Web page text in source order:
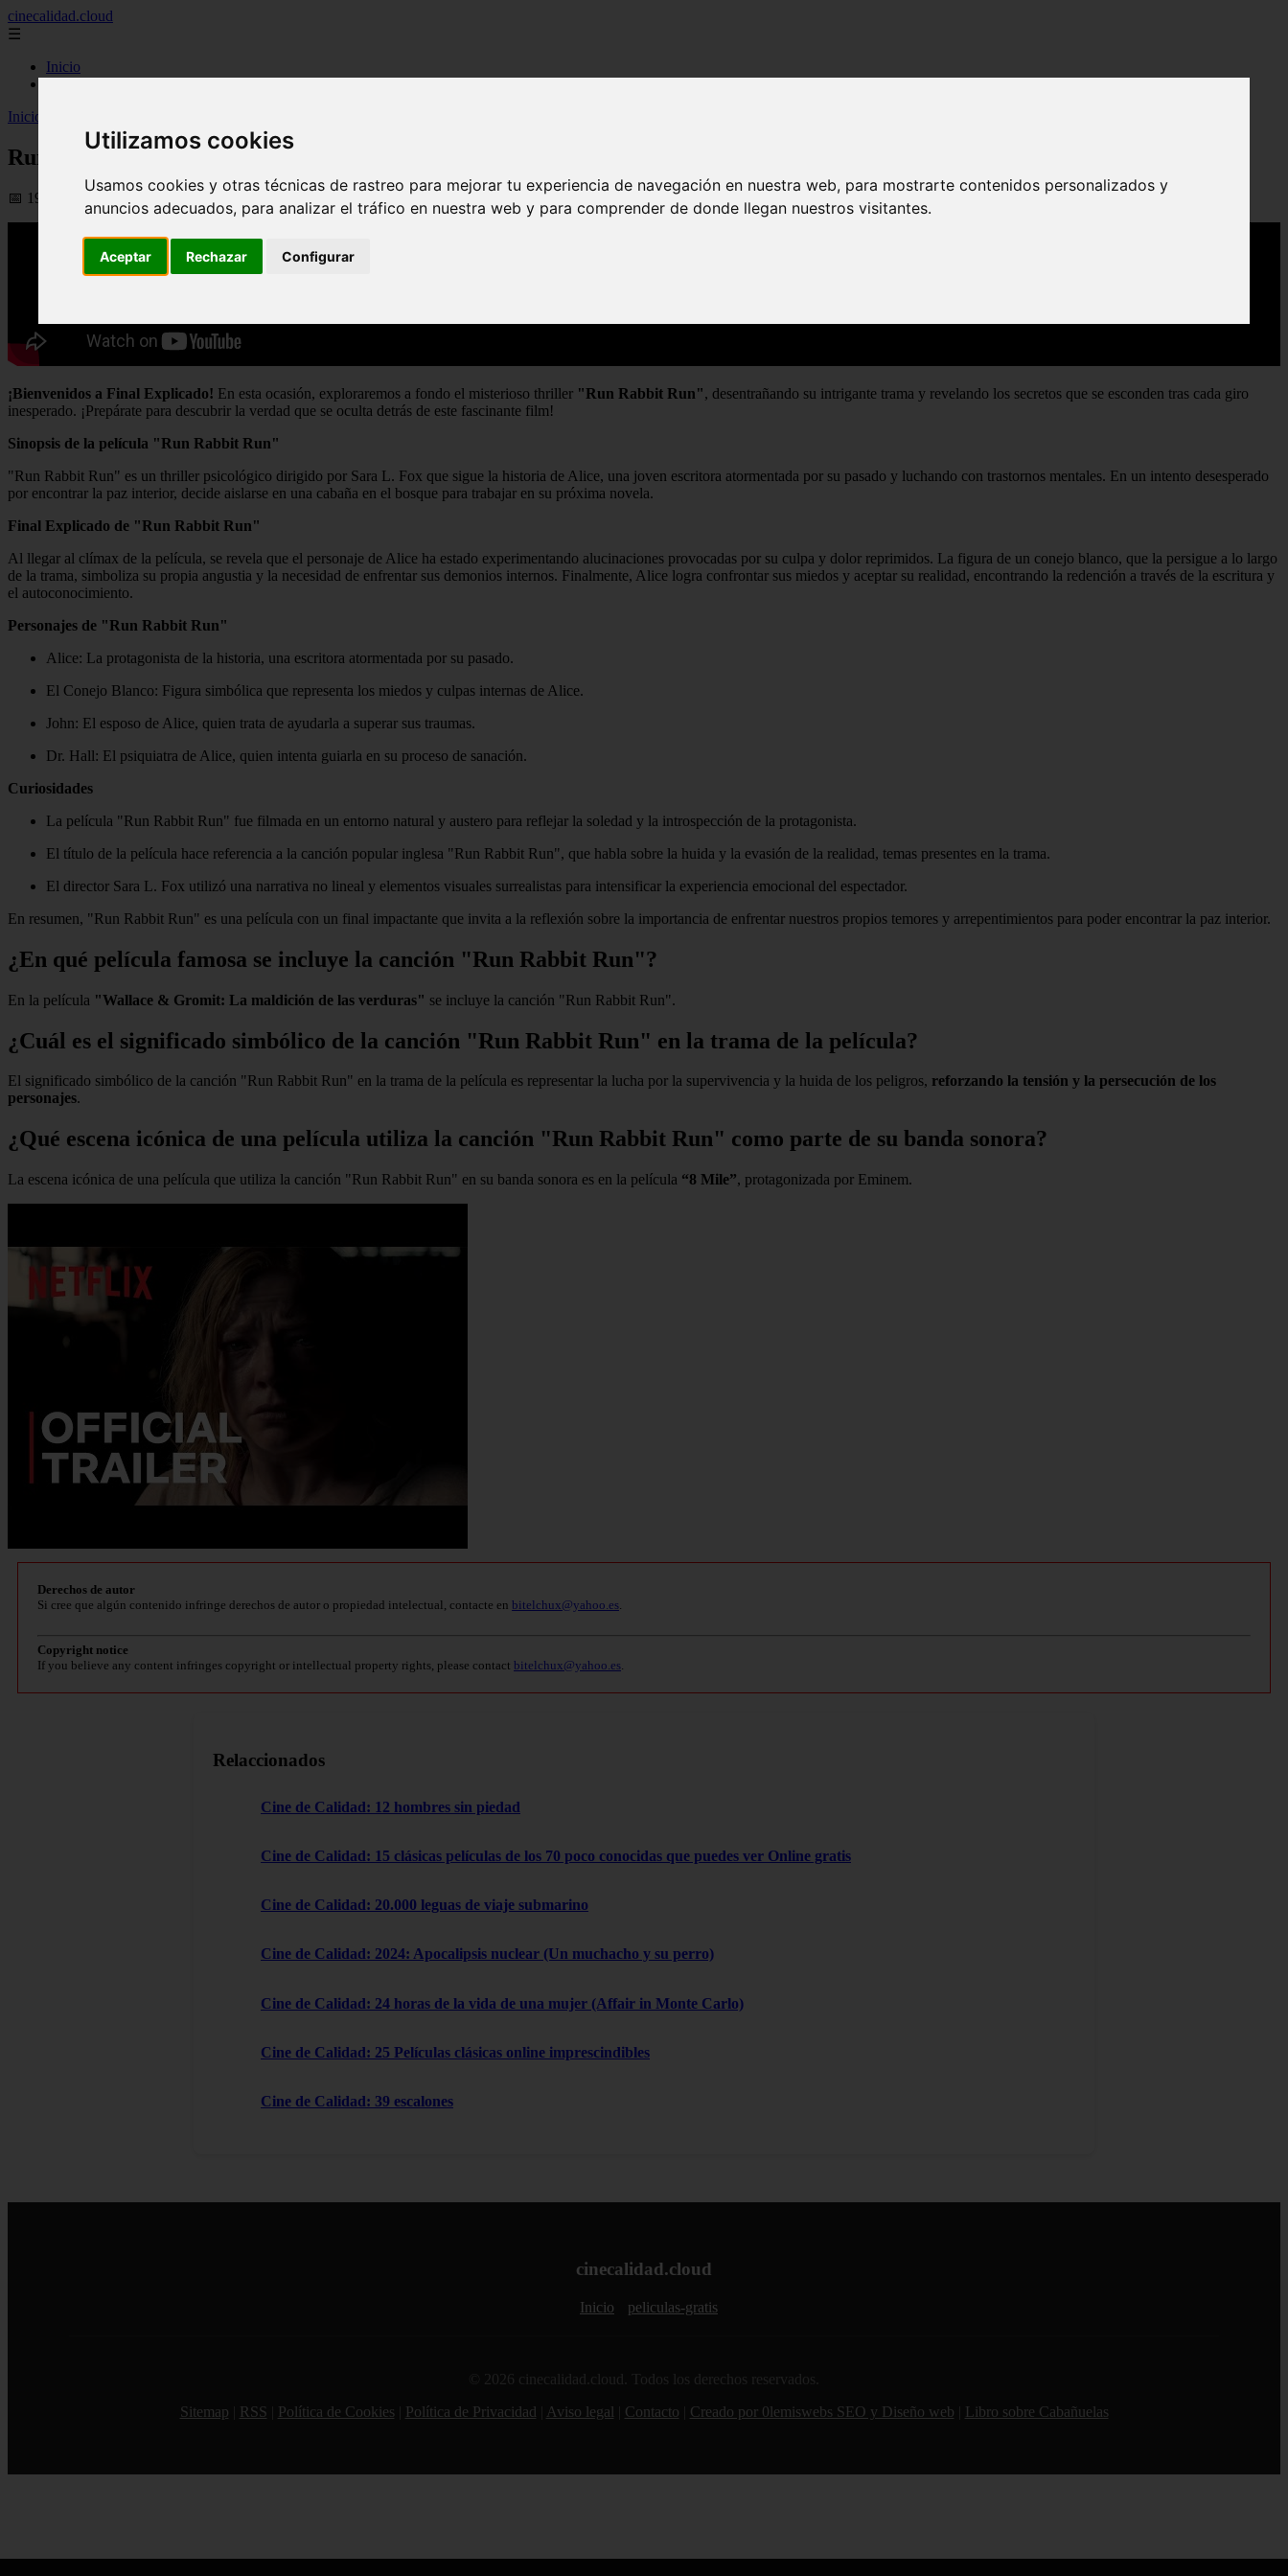
Utilizamos cookies
Usamos cookies y otras técnicas de rastreo para mejorar tu experiencia de navegación en nuestra web, para mostrarte contenidos personalizados y
anuncios adecuados, para analizar el tráfico en nuestra web y para comprender de donde llegan nuestros visitantes.
Aceptar Rechazar Configurar
cinecalidad.cloud
☰
Inicio
Inicio
Run Rabbit Run - Final Explicado
📅 19/08/2025
¡Bienvenidos a Final Explicado! En esta ocasión, exploraremos a fondo el misterioso thriller "Run Rabbit Run", desentrañando su intrigante trama y revelando los secretos que se esconden tras cada giro
inesperado. ¡Prepárate para descubrir la verdad que se oculta detrás de este fascinante film!
Sinopsis de la película "Run Rabbit Run"
"Run Rabbit Run" es un thriller psicológico dirigido por Sara L. Fox que sigue la historia de Alice, una joven escritora atormentada por su pasado y luchando con trastornos mentales. En un intento desesperado
por encontrar la paz interior, decide aislarse en una cabaña en el bosque para trabajar en su próxima novela.
Final Explicado de "Run Rabbit Run"
Al llegar al clímax de la película, se revela que el personaje de Alice ha estado experimentando alucinaciones provocadas por su culpa y dolor reprimidos. La figura de un conejo blanco, que la persigue a lo largo
de la trama, simboliza su propia angustia y la necesidad de enfrentar sus demonios internos. Finalmente, Alice logra confrontar sus miedos y aceptar su realidad, encontrando la redención a través de la escritura y
el autoconocimiento.
Personajes de "Run Rabbit Run"
Alice: La protagonista de la historia, una escritora atormentada por su pasado.
El Conejo Blanco: Figura simbólica que representa los miedos y culpas internas de Alice.
John: El esposo de Alice, quien trata de ayudarla a superar sus traumas.
Dr. Hall: El psiquiatra de Alice, quien intenta guiarla en su proceso de sanación.
Curiosidades
La película "Run Rabbit Run" fue filmada en un entorno natural y austero para reflejar la soledad y la introspección de la protagonista.
El título de la película hace referencia a la canción popular inglesa "Run Rabbit Run", que habla sobre la huida y la evasión de la realidad, temas presentes en la trama.
El director Sara L. Fox utilizó una narrativa no lineal y elementos visuales surrealistas para intensificar la experiencia emocional del espectador.
En resumen, "Run Rabbit Run" es una película con un final impactante que invita a la reflexión sobre la importancia de enfrentar nuestros propios temores y arrepentimientos para poder encontrar la paz interior.
¿En qué película famosa se incluye la canción "Run Rabbit Run"?
En la película "Wallace & Gromit: La maldición de las verduras" se incluye la canción "Run Rabbit Run".
¿Cuál es el significado simbólico de la canción "Run Rabbit Run" en la trama de la película?
El significado simbólico de la canción "Run Rabbit Run" en la trama de la película es representar la lucha por la supervivencia y la huida de los peligros, reforzando la tensión y la persecución de los
personajes.
¿Qué escena icónica de una película utiliza la canción "Run Rabbit Run" como parte de su banda sonora?
La escena icónica de una película que utiliza la canción "Run Rabbit Run" en su banda sonora es en la película “8 Mile”, protagonizada por Eminem.
Derechos de autor
Si cree que algún contenido infringe derechos de autor o propiedad intelectual, contacte en bitelchux@yahoo.es.
Copyright notice
If you believe any content infringes copyright or intellectual property rights, please contact bitelchux@yahoo.es.
Relaccionados
Cine de Calidad: 12 hombres sin piedad
Cine de Calidad: 15 clásicas películas de los 70 poco conocidas que puedes ver Online gratis
Cine de Calidad: 20.000 leguas de viaje submarino
Cine de Calidad: 2024: Apocalipsis nuclear (Un muchacho y su perro)
Cine de Calidad: 24 horas de la vida de una mujer (Affair in Monte Carlo)
Cine de Calidad: 25 Películas clásicas online imprescindibles
Cine de Calidad: 39 escalones
cinecalidad.cloud
Inicio peliculas-gratis
© 2026 cinecalidad.cloud. Todos los derechos reservados.
Sitemap
RSS Política de Cookies Política de Privacidad Aviso legal Contacto Creado por 0lemiswebs SEO y Diseño web Libro sobre Cabañuelas